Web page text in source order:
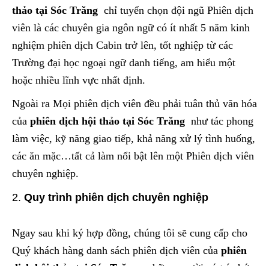
thảo tại Sóc Trăng chỉ tuyển chọn đội ngũ Phiên dịch
viên là các chuyên gia ngôn ngữ có ít nhất 5 năm kinh
nghiệm phiên dịch Cabin trở lên, tốt nghiệp từ các
Trường đại học ngoại ngữ danh tiếng, am hiểu một
hoặc nhiều lĩnh vực nhất định.
Ngoài ra Mọi phiên dịch viên đều phải tuân thủ văn hóa
của phiên dịch hội thảo tại Sóc Trăng như tác phong
làm việc, kỹ năng giao tiếp, khả năng xử lý tình huống,
các ăn mặc…tất cả làm nổi bật lên một Phiên dịch viên
chuyên nghiệp.
Quy trình phiên dịch chuyên nghiệp
Ngay sau khi ký hợp đồng, chúng tôi sẽ cung cấp cho
Quý khách hàng danh sách phiên dịch viên của phiên